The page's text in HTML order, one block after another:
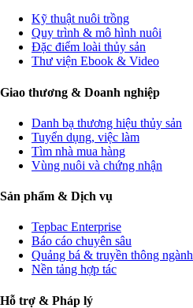
Kỹ thuật nuôi trồng
Quy trình & mô hình nuôi
Đặc điểm loài thủy sản
Thư viện Ebook & Video
Giao thương & Doanh nghiệp
Danh bạ thương hiệu thủy sản
Tuyển dụng, việc làm
Tìm nhà mua hàng
Vùng nuôi và chứng nhận
Sản phẩm & Dịch vụ
Tepbac Enterprise
Báo cáo chuyên sâu
Quảng bá & truyền thông ngành
Nền tảng hợp tác
Hỗ trợ & Pháp lý